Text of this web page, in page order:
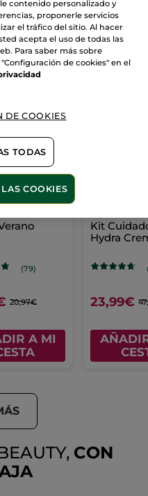
(79)
20,97€
A MI
Kit
Hydra
23,99€
CON
contenido personalizado y
proponerle servicios
el tráfico del sitio. Al hacer
acepta el uso de todas las
Para saber más sobre
de cookies" en el
DE COOKIES
TODAS
COOKIES